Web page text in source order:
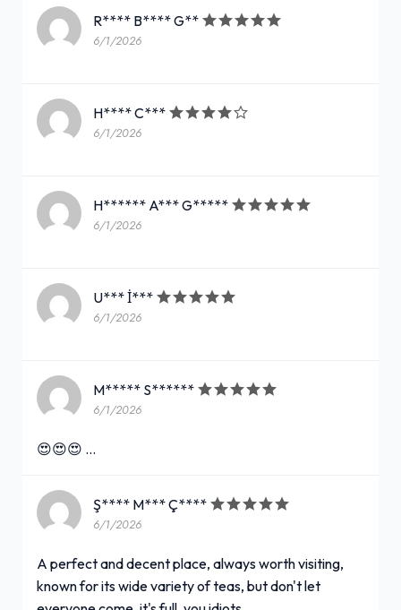
R**** B**** G**
6/1/2026
H**** C***
6/1/2026
H****** A*** G*****
6/1/2026
U*** İ***
6/1/2026
M***** S******
6/1/2026
😍😍😍 …
Ş**** M*** Ç****
6/1/2026
A perfect and decent place, always worth visiting,
known for its wide variety of teas, but don't let